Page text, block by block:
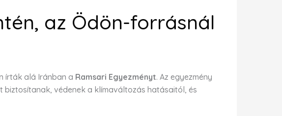
az Ödön-forrásnál
írták alá Iránban a Ramsari Egyezményt. Az egyezmény
védenek a klímaváltozás hatásaitól, és